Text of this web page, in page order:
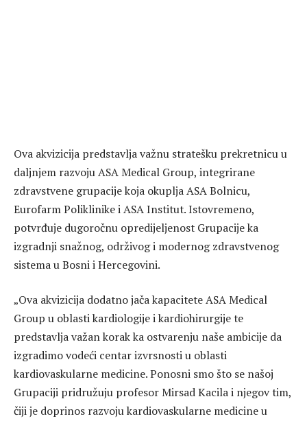
Ova akvizicija predstavlja važnu stratešku prekretnicu u
daljnjem razvoju ASA Medical Group, integrirane
zdravstvene grupacije koja okuplja ASA Bolnicu,
Eurofarm Poliklinike i ASA Institut. Istovremeno,
potvrđuje dugoročnu opredijeljenost Grupacije ka
izgradnji snažnog, održivog i modernog zdravstvenog
sistema u Bosni i Hercegovini.
„Ova akvizicija dodatno jača kapacitete ASA Medical
Group u oblasti kardiologije i kardiohirurgije te
predstavlja važan korak ka ostvarenju naše ambicije da
izgradimo vodeći centar izvrsnosti u oblasti
kardiovaskularne medicine. Ponosni smo što se našoj
Grupaciji pridružuju profesor Mirsad Kacila i njegov tim,
čiji je doprinos razvoju kardiovaskularne medicine u